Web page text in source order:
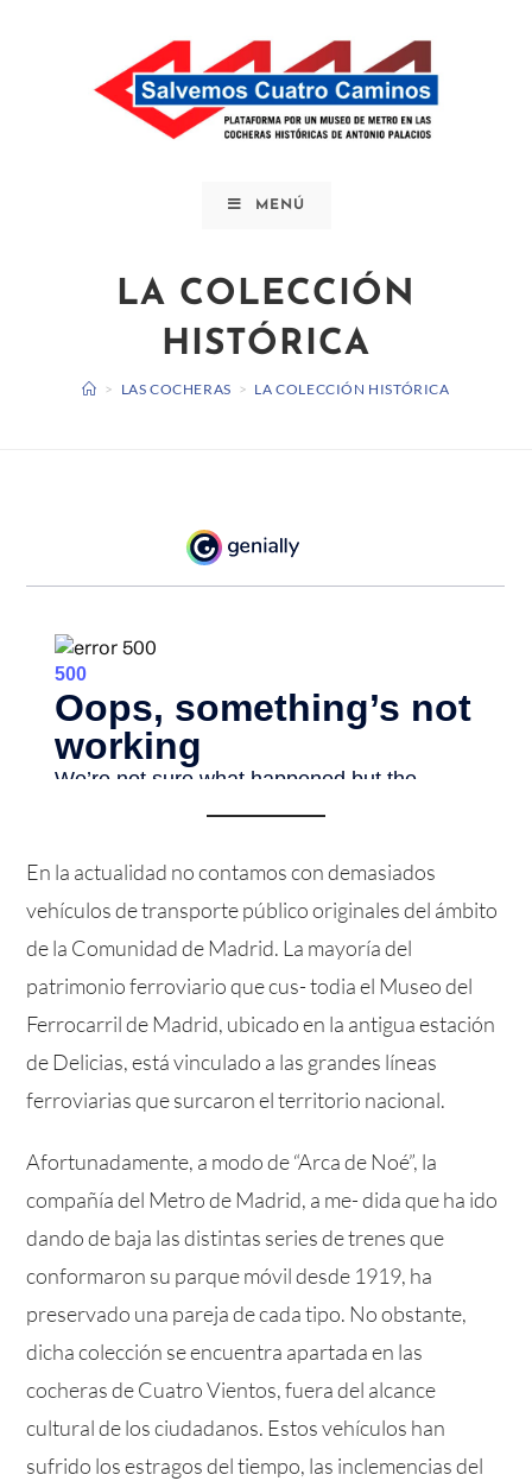
MENÚ
LA COLECCIÓN
HISTÓRICA
> LAS COCHERAS > LA COLECCIÓN HISTÓRICA
En la actualidad no contamos con demasiados
vehículos de transporte público originales del ámbito
de la Comunidad de Madrid. La mayoría del
patrimonio ferroviario que cus- todia el Museo del
Ferrocarril de Madrid, ubicado en la antigua estación
de Delicias, está vinculado a las grandes líneas
ferroviarias que surcaron el territorio nacional.
Afortunadamente, a modo de “Arca de Noé”, la
compañía del Metro de Madrid, a me- dida que ha ido
dando de baja las distintas series de trenes que
conformaron su parque móvil desde 1919, ha
preservado una pareja de cada tipo. No obstante,
dicha colección se encuentra apartada en las
cocheras de Cuatro Vientos, fuera del alcance
cultural de los ciudadanos. Estos vehículos han
sufrido los estragos del tiempo, las inclemencias del